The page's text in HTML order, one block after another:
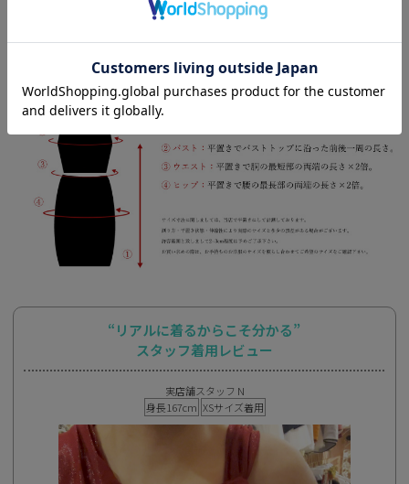
“リアルに着るからこそ分かる”
スタッフ着用レビュー
実店舗スタッフ N
身長167cm XSサイズ着用